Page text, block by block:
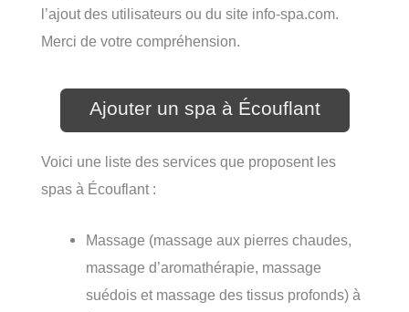
l’ajout des utilisateurs ou du site info-spa.com.
Merci de votre compréhension.
Ajouter un spa à Écouflant
Voici une liste des services que proposent les
spas à Écouflant :
Massage (massage aux pierres chaudes,
massage d’aromathérapie, massage
suédois et massage des tissus profonds) à